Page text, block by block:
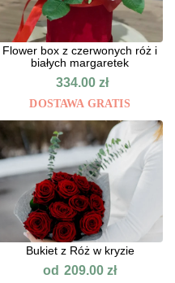
Flower box z czerwonych róż i
białych margaretek
334.00zł
DOSTAWA GRATIS
Bukiet z Róż w kryzie
od 209.00zł